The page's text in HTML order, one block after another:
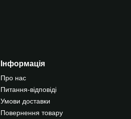
Інформація
Про нас
Питання-відповіді
Умови доставки
Повернення товару